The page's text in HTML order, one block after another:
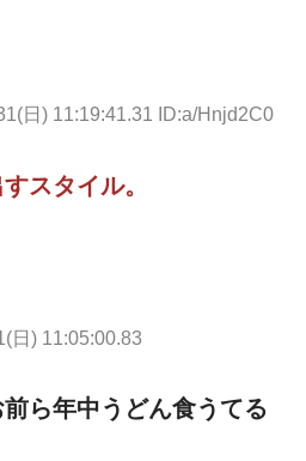
日) 11:19:41.31 ID:a/Hnjd2C0
スタイル。
日) 11:05:00.83
ら年中うどん食うてる